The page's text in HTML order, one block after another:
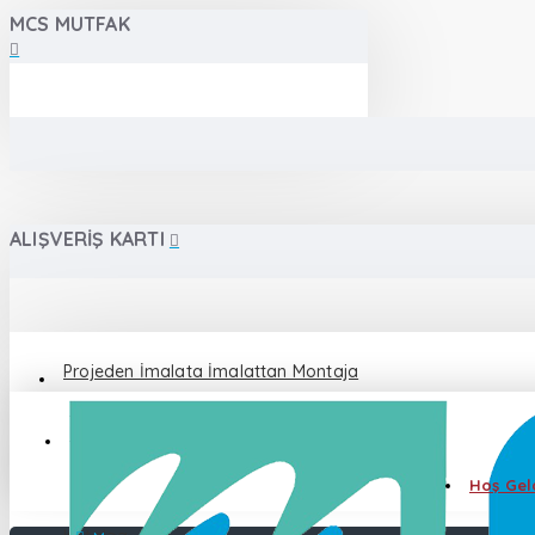
MCS MUTFAK
ALIŞVERIŞ KARTI
Projeden İmalata İmalattan Montaja
Hoş